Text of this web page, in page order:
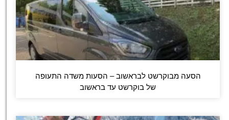
הסעה מבוקרשט לבראשוב – הסעות משדה התעופה
של בוקרשט עד בראשוב